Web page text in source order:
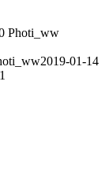
Photi_ww
2019-01-14